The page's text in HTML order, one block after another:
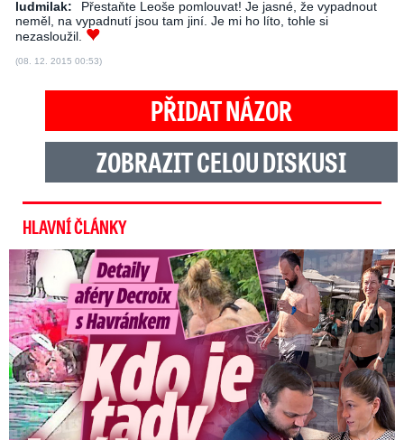
ludmilak:
Přestaňte Leoše pomlouvat! Je jasné, že vypadnout
neměl, na vypadnutí jsou tam jiní. Je mi ho líto, tohle si
nezasloužil.
(08. 12. 2015 00:53)
PŘIDAT NÁZOR
ZOBRAZIT CELOU DISKUSI
HLAVNÍ ČLÁNKY
Detaily aféry Decroix s Havránkem: Kdo je tady královna?